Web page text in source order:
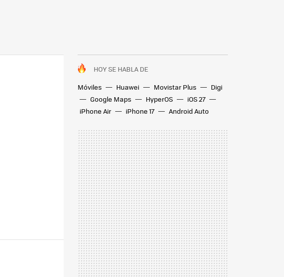
HOY SE HABLA DE
Móviles
Huawei Movistar Plus
Digi
Google Maps
HyperOS
iOS 27
iPhone Air
iPhone 17 Android Auto